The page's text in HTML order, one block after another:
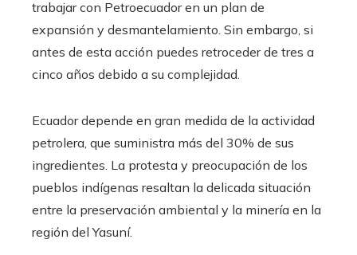
trabajar con Petroecuador en un plan de
expansión y desmantelamiento. Sin embargo, si
antes de esta acción puedes retroceder de tres a
cinco años debido a su complejidad.
Ecuador depende en gran medida de la actividad
petrolera, que suministra más del 30% de sus
ingredientes. La protesta y preocupación de los
pueblos indígenas resaltan la delicada situación
entre la preservación ambiental y la minería en la
región del Yasuní.